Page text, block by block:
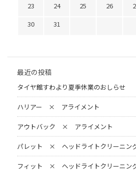
23
24 25 26
30
31
最近の投稿
タイヤ館すわより夏季休業のおしらせ
ハリアー × アライメント
アウトバック × アライメント
パレット × ヘッドライトクリーニン
フィット × ヘッドライトクリーニン